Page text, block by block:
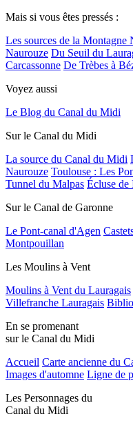
Mais si vous êtes pressés :
Les sources de la Montagne
Naurouze Du Seuil du
Carcassonne De Trèbes à
Voyez aussi
Le Blog du Canal du Midi
Sur le Canal du Midi
La source du Canal du Midi
Naurouze Toulouse : Les
Tunnel du Malpas Écluse de
Sur le Canal de Garonne
Le Pont-canal d'Agen
Montpouillan
Les Moulins à Vent
Moulins à Vent du Lauragais
Villefranche Lauragais
En se promenant
sur le Canal du Midi
Accueil Carte ancienne du
Images d'automne Ligne de
Les Personnages du
Canal du Midi